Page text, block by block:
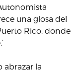
una glosa del
Rico, donde
abrazar la